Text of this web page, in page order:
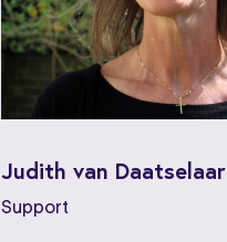
Judith van Daatselaar
Support